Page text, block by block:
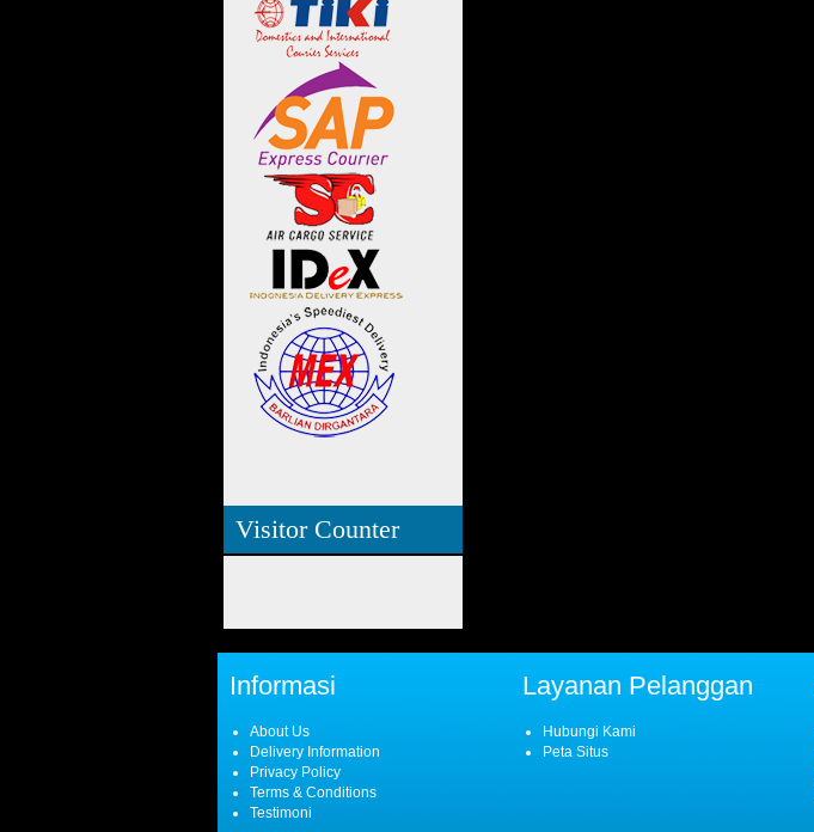
Visitor Counter
Informasi
About Us
Delivery Information
Privacy Policy
Terms & Conditions
Testimoni
Layanan Pelanggan
Hubungi Kami
Peta Situs